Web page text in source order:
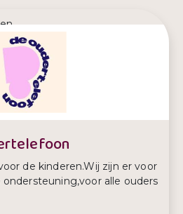
de kinderen.Wij zijn er voor
ondersteuning,voor alle ouders